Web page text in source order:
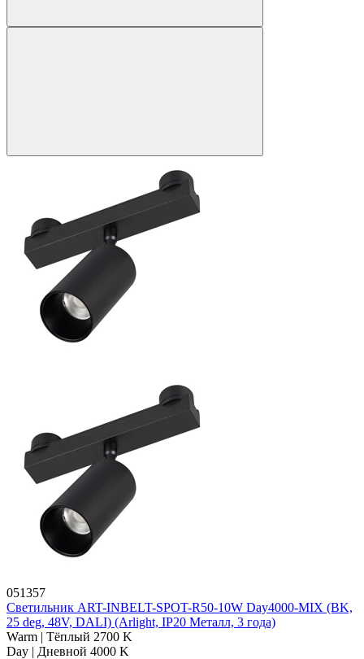
051357
Светильник ART-INBELT-SPOT-R50-10W Day4000-MIX (BK,
25 deg, 48V, DALI) (Arlight, IP20 Металл, 3 года)
Warm | Тёплый 2700 K
Day | Дневной 4000 K